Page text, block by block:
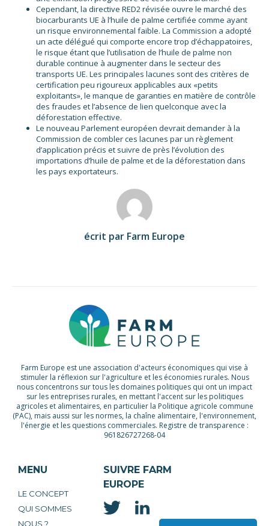
Cependant, la directive RED2 révisée ouvre le marché des
biocarburants UE à l’huile de palme certifiée comme ayant
un risque environnemental faible. La Commission a adopté
un acte délégué qui comporte encore trop d’échappatoires,
le risque étant que l’utilisation de l’huile de palme non
durable continue à augmenter dans le secteur des
transports UE. Les principales lacunes sont des critères de
certification peu rigoureux applicables aux «petits
exploitants», le manque de garanties en matière de contrôle
des fraudes et l’absence de lien quelconque avec la
déforestation effective.
Le nouveau Parlement européen devrait demander à la
Commission de combler ces lacunes par un règlement
d’application précis et suivre de près l’évolution des
importations d’huile de palme et de la déforestation dans
les pays exportateurs.
écrit par Farm Europe
Farm Europe est une association d'acteurs économiques qui vise à
stimuler la réflexion sur l'agriculture et les économies rurales. Nous
nous concentrons sur tous les domaines politiques qui ont un impact
sur les entreprises rurales, en mettant l'accent sur les politiques
agricoles et alimentaires, en particulier la Politique agricole commune
(PAC), mais aussi sur les normes, la chaîne alimentaire, l'environnement,
l'énergie et les questions commerciales. Registre de transparence :
961826727268-04
MENU
LE CONCEPT
QUI SOMMES
NOUS ?
SUIVRE FARM
EUROPE